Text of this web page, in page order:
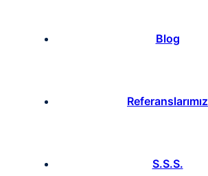
Blog
Referanslarımız
S.S.S.